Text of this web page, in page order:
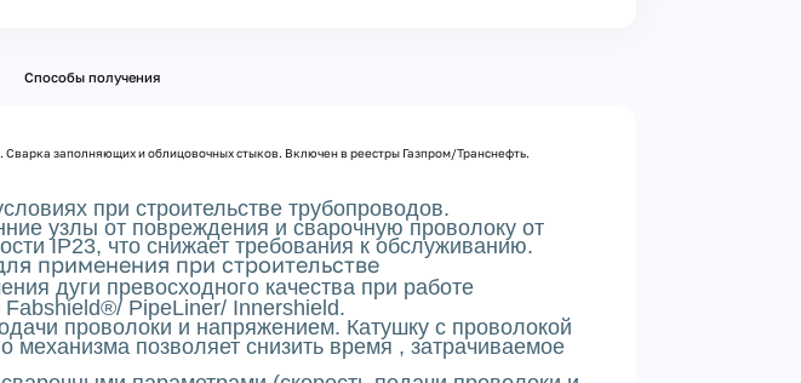
Способы получения
заполняющих и облицовочных стыков. Включен в реестры Газпром/Транснефть.
при строительстве трубопроводов.
узлы от повреждения и сварочную проволоку от
IP23, что снижает требования к обслуживанию.
применения при строительстве
дуги превосходного качества при работе
PipeLiner/ Innershield.
проволоки и напряжением. Катушку с проволокой
механизма позволяет снизить время , затрачиваемое